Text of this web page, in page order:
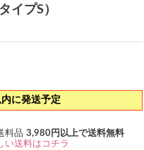
イプS）
に発送予定
料品 3,980円以上で送料無料
い送料はコチラ